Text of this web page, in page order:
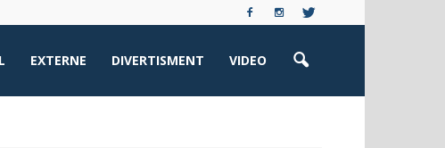
EXTERNE DIVERTISMENT VIDEO